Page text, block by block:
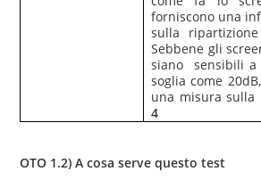
forniscono una
sulla
Sebbene gli
siano sensibili a
soglia come
una misura sulla
4
OTO 1.2) A cosa serve questo test